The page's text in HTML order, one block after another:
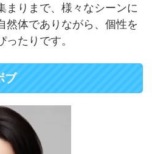
まりまで、様々なシーンに
然体でありながら、個性を
たりです。
ブ